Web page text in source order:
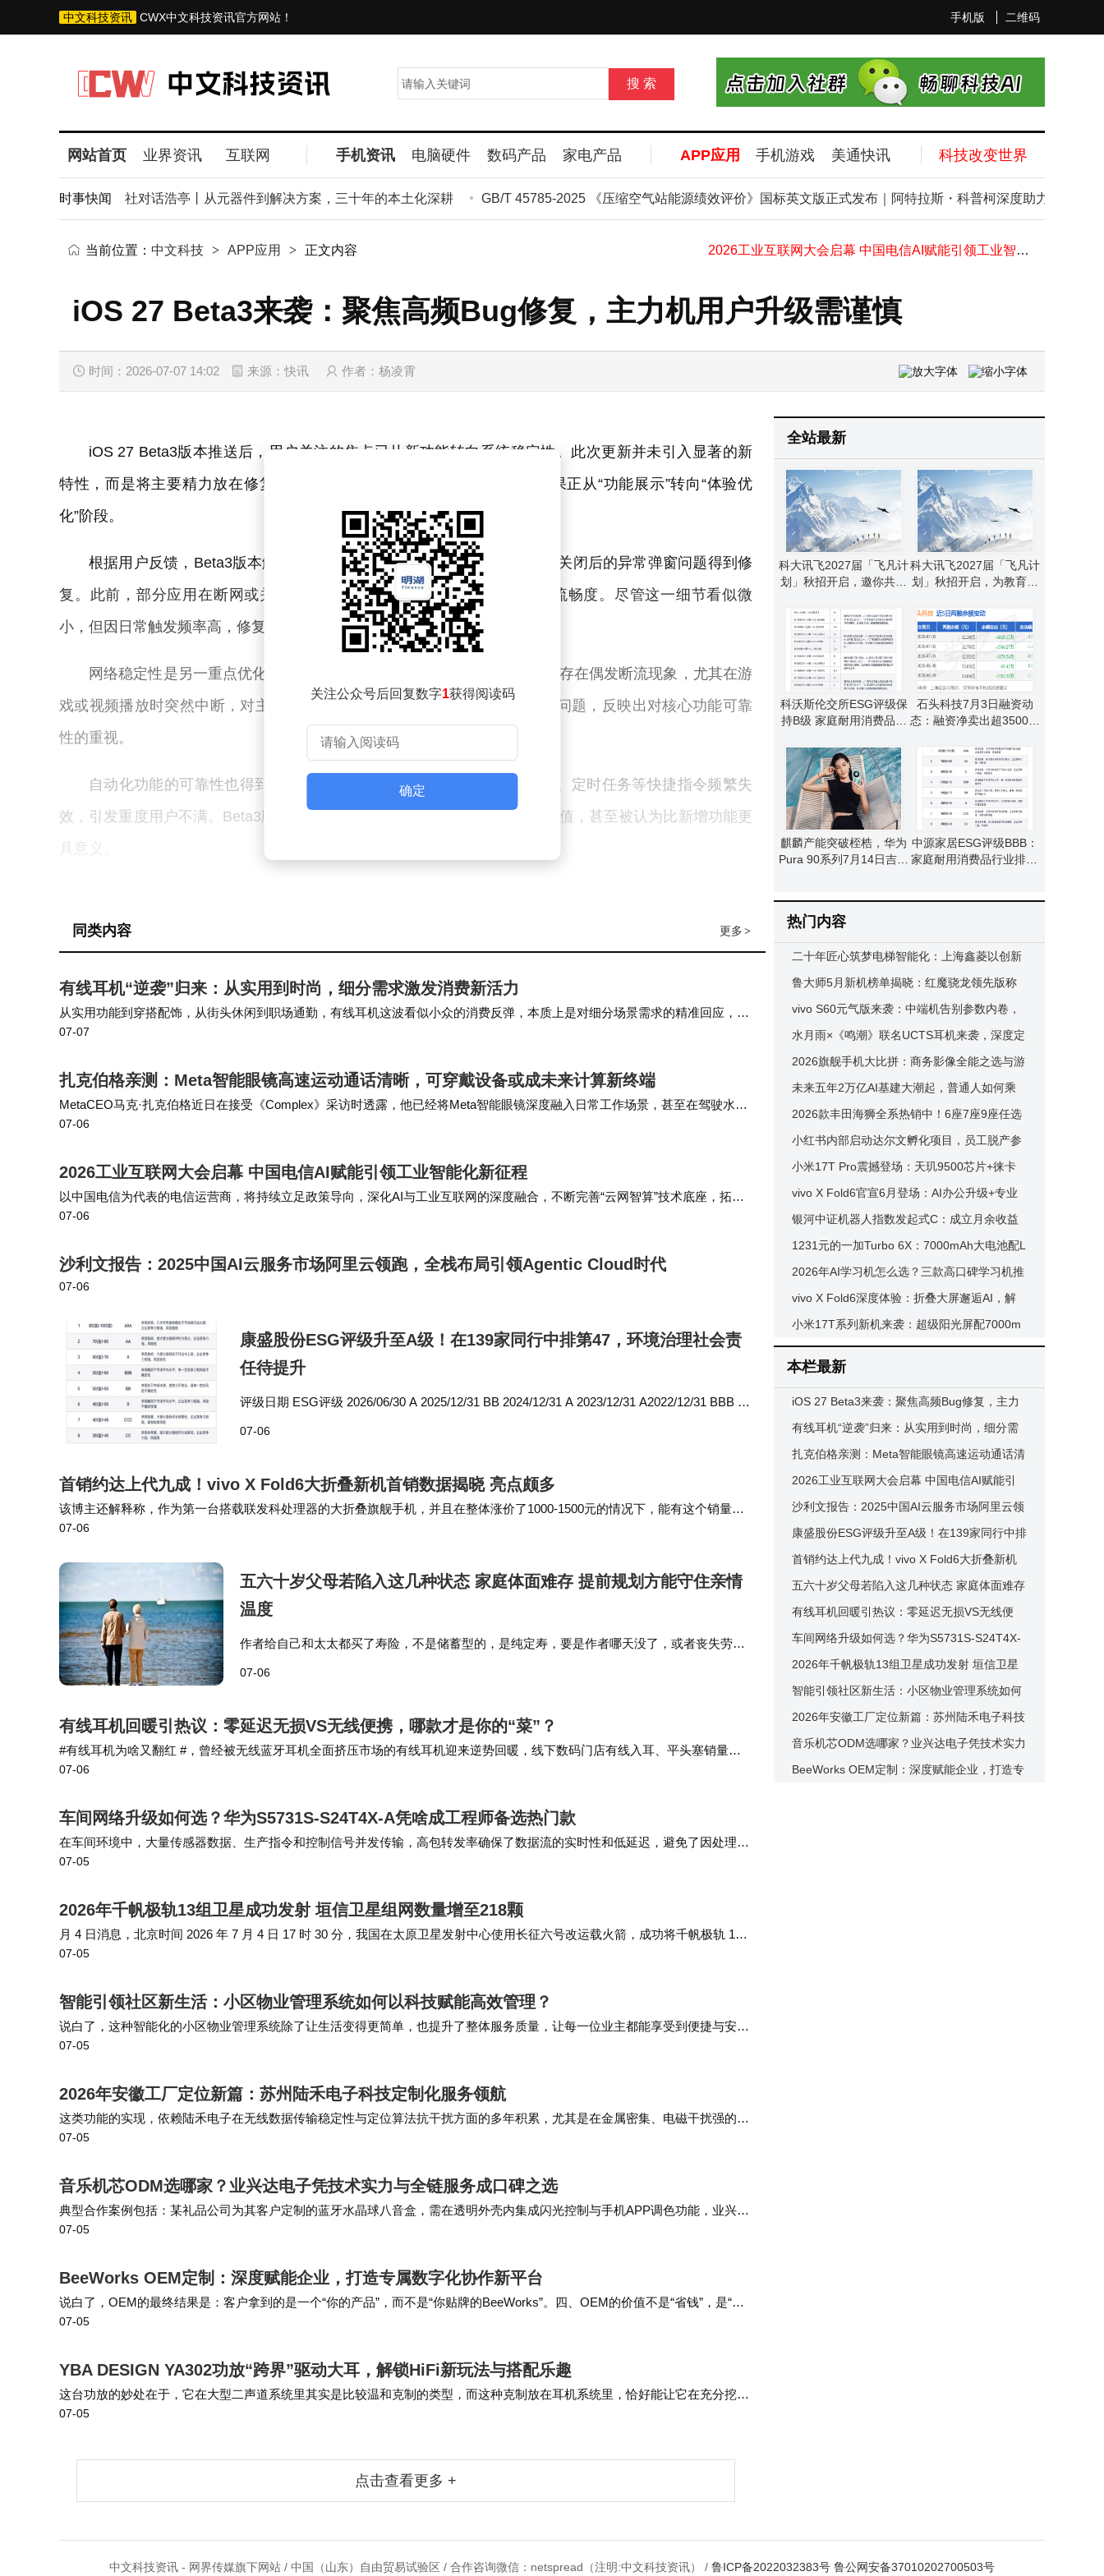
手机版 二维码
中文科技资讯 CWX中文科技资讯官方网站！
网站首页 业界资讯 互联网 手机资讯 电脑硬件 数码产品 家电产品 APP应用 手机游戏 美通快讯 科技改变世界
时事快闻
中新社对话浩亭丨从元器件到解决方案，三十年的本土化深耕 GB/T 45785-2025 《压缩空气站能源绩效评价》国标英文版正式发布｜阿特拉斯・科普柯深度助力国内空压标
有线耳机“逆袭”归来：从实用到时尚，细分需求激发消费新活力
沙利文报告：2025中国AI云服务市场阿里云领跑，全栈布局引领Agentic Cloud时代
车间网络升级如何选？华为S5731S-S24T4X-A凭啥成工程师备选热门款
2026年千帆极轨13组卫星成功发射 垣信卫星组网数量增至218颗
有线耳机“逆袭”归来：从实用到时尚，细分需求激发消费新活力
当前位置： 中文科技 > APP应用 > 正文内容
iOS 27 Beta3来袭：聚焦高频Bug修复，主力机用户升级需谨慎
时间：2026-07-07 14:02 来源：快讯 作者：杨凌霄
iOS 27 Beta3版本推送后，用户关注的焦点已从新功能转向系统稳定性。此次更新并未引入显著的新
特性，而是将主要精力放在修复前两个测试版中存在的关键问题，表明苹果正从“功能展示”转向“体验优
化”阶段。
根据用户反馈，Beta3版本解决了多个高频出现的Bug。其中，蜂窝网络关闭后的异常弹窗问题得到修
复。此前，部分应用在断网或关闭蜂窝数据时会弹出突兀提示，影响使用流畅度。尽管这一细节看似微
小，但因日常触发频率高，修复后显著减少了用户干扰。
网络稳定性是另一重点优化领域。Beta2版本中，部分用户反映WiFi连接存在偶发断流现象，尤其在游
戏或视频播放时突然中断，对主力机用户影响较大。苹果此次优先处理此类问题，反映出对核心功能可靠
性的重视。
自动化功能的可靠性也得到提升。此前，省电模式自动开启、短信过滤、定时任务等快捷指令频繁失
效，引发重度用户不满。Beta3版本通过修复这些漏洞，增强了系统的实用价值，甚至被认为比新增功能更
具意义。
错位等现象，尽管非普遍存在，但一旦发生便严重影响体验。考虑到国内用户对第三方输入法的依赖，苹
短信闪退、CarPlay连接异常、部分第三方应用崩溃等问题也得到解决。这表明苹果不仅关注系统本
身，还着力改善新版本与常用应用、车载系统及输入法的兼容性。
尽管底层视觉AI架构和相册基础功能有所优化，但用户期待的Siri AI及Apple智能中文支持仍未完全开
放。国行用户需继续等待后续版本更新，这一延迟也成为评论区争议焦点。
从开发节奏看，Beta3版本具有标志性意义。通常，Beta1用于展示方向，Beta2完善框架，而Beta3若
仍大规模添加功能，则可能暗示系统不够成熟。此次苹果选择集中修复漏洞，或为后续公测版和正式版铺
不过，普通用户仍需谨慎升级。测试版可能存在续航波动、小众应用兼容性差、设备发热等问题。建
此次更新释放的信号明确：苹果正将重心转向用户体验。新功能决定系统吸引力，但稳定性才是长期
使用的关键。对多数用户而言，修复现有漏洞比增加炫技功能更具价值。
关注公众号后回复数字1获得阅读码
确定
更多 >
同类内容
有线耳机“逆袭”归来：从实用到时尚，细分需求激发消费新活力
从实用功能到穿搭配饰，从街头休闲到职场通勤，有线耳机这波看似小众的消费反弹，本质上是对细分场景需求的精准回应，既
折射出现在的消费新逻辑，也成为我国经济在高质量发展阶段，从细分场景中挖掘消费增量、激发市场活力…
07-07
扎克伯格亲测：Meta智能眼镜高速运动通话清晰，可穿戴设备或成未来计算新终端
MetaCEO马克·扎克伯格近日在接受《Complex》采访时透露，他已经将Meta智能眼镜深度融入日常工作场景，甚至在驾驶水上
摩托时佩戴设备接听商务电话，对方完全无法察觉他所处的真实环境。 作为Meta…
07-06
2026工业互联网大会启幕 中国电信AI赋能引领工业智能化新征程
以中国电信为代表的电信运营商，将持续立足政策导向，深化AI与工业互联网的深度融合，不断完善“云网智算”技术底座，拓展
更多高价值应用场景，深化生态协同，以“国家队”的担当，为工业互联网创新落地见效提供有力支撑，…
07-06
沙利文报告：2025中国AI云服务市场阿里云领跑，全栈布局引领Agentic Cloud时代
07-06
康盛股份ESG评级升至A级！在139家同行中排第47，环境治理社会责
任待提升
评级日期 ESG评级 2026/06/30 A 2025/12/31 BB 2024/12/31 A 2023/12/31 A2022/12/31 BBB 同
07-06
首销约达上代九成！vivo X Fold6大折叠新机首销数据揭晓 亮点颇多
该博主还解释称，作为第一台搭载联发科处理器的大折叠旗舰手机，并且在整体涨价了1000-1500元的情况下，能有这个销量还
算可以，后面也可以看看持续表现。会议场景中，vivo X Fold6搭载的AI会议助手…
07-06
五六十岁父母若陷入这几种状态 家庭体面难存 提前规划方能守住亲情
温度
作者给自己和太太都买了寿险，不是储蓄型的，是纯定寿，要是作者哪天没了，或者丧失劳动
07-06
有线耳机回暖引热议：零延迟无损VS无线便携，哪款才是你的“菜”？
#有线耳机为啥又翻红 #，曾经被无线蓝牙耳机全面挤压市场的有线耳机迎来逆势回暖，线下数码门店有线入耳、平头塞销量持
续上涨，不少数码爱好者、手游玩家、音乐发烧友重新回归有线设备；无线耳机看似便捷，却存在游戏高延…
07-06
车间网络升级如何选？华为S5731S-S24T4X-A凭啥成工程师备选热门款
在车间环境中，大量传感器数据、生产指令和控制信号并发传输，高包转发率确保了数据流的实时性和低延迟，避免了因处理瓶
颈导致的指令滞后或数据丢失，这是保障生产流程顺畅的关键。务必评估未来3-5年可能新增的高带宽业务…
07-05
2026年千帆极轨13组卫星成功发射 垣信卫星组网数量增至218颗
月 4 日消息，北京时间 2026 年 7 月 4 日 17 时 30 分，我国在太原卫星发射中心使用长征六号改运载火箭，成功将千帆极轨 13
组卫星发射升空，卫星顺利进入预定轨道，发射任务取得圆满成功。 据…
07-05
智能引领社区新生活：小区物业管理系统如何以科技赋能高效管理？
说白了，这种智能化的小区物业管理系统除了让生活变得更简单，也提升了整体服务质量，让每一位业主都能享受到便捷与安
心。A1: 小区物业管理系统依靠在线收费功能，让业主随时随地完成费用支付，避免了排队的麻烦，进而改…
07-05
2026年安徽工厂定位新篇：苏州陆禾电子科技定制化服务领航
这类功能的实现，依赖陆禾电子在无线数据传输稳定性与定位算法抗干扰方面的多年积累，尤其是在金属密集、电磁干扰强的工
业环境中，公司通过天线布局优化与多频段冗余设计，保障了定位精度不因环境变化而大幅衰减。未来，伴随…
07-05
音乐机芯ODM选哪家？业兴达电子凭技术实力与全链服务成口碑之选
典型合作案例包括：某礼品公司为其客户定制的蓝牙水晶球八音盒，需在透明外壳内集成闪光控制与手机APP调色功能，业兴达
团队在15天内完成了从PCB改版到模具微调的全流程，首批3000件交付良品率99.2%；另一…
07-05
BeeWorks OEM定制：深度赋能企业，打造专属数字化协作新平台
说白了，OEM的最终结果是：客户拿到的是一个“你的产品”，而不是“你贴牌的BeeWorks”。四、OEM的价值不是“省钱”，是“掌
控”你可能会想：“我直接买BeeWorks不就行了吗？ 你是做行业解决方案…
07-05
YBA DESIGN YA302功放“跨界”驱动大耳，解锁HiFi新玩法与搭配乐趣
这台功放的妙处在于，它在大型二声道系统里其实是比较温和克制的类型，而这种克制放在耳机系统里，恰好能让它在充分挖掘
出耳机潜力的同时，又不会让声音过冲发刺，呈现出的是一种比YP302更醇厚饱满，下盘更加稳健有力的…
07-05
点击查看更多 +
全站最新
科大讯飞2027届「飞凡计
划」秋招开启，邀你共赴
科大讯飞2027届「飞凡计
划」秋招开启，为教育领
科沃斯伦交所ESG评级保
持B级 家庭耐用消费品行
眼
石头科技7月3日融资动
态：融资净卖出超3500万
融券余额达12.38亿
麒麟产能突破桎梏，华为
Pura 90系列7月14日吉隆
中源家居ESG评级BBB：
家庭耐用消费品行业排96
热门内容
二十年匠心筑梦电梯智能化：上海鑫菱以创新
产品守护智慧安全乘梯路
鲁大师5月新机榜单揭晓：红魔骁龙领先版称
霸性能，流畅AI格局初定
vivo S60元气版来袭：中端机告别参数内卷，
开启懂生活新体验
水月雨×《鸣潮》联名UCTS耳机来袭，深度定
制外观，音质续航双在线
2026旗舰手机大比拼：商务影像全能之选与游
戏性能巅峰对决
未来五年2万亿AI基建大潮起，普通人如何乘
势而上掘金新机遇？
2026款丰田海狮全系热销中！6座7座9座任选
价格透明改装个性
小红书内部启动达尔文孵化项目，员工脱产参
与或可直任产品负责人
小米17T Pro震撼登场：天玑9500芯片+徕卡
三摄，旗舰配置现已开售
vivo X Fold6官宣6月登场：AI办公升级+专业
影像，折叠屏体验再进化
银河中证机器人指数发起式C：成立月余收益
亮眼，回调之下投资潜力几何？
1231元的一加Turbo 6X：7000mAh大电池配L
CD护眼屏，实用派千元新选择
2026年AI学习机怎么选？三款高口碑学习机推
荐，让孩子学习更高效有趣！
vivo X Fold6深度体验：折叠大屏邂逅AI，解
锁高效办公新境界
小米17T系列新机来袭：超级阳光屏配7000m
Ah大电池，现已开售！
本栏最新
iOS 27 Beta3来袭：聚焦高频Bug修复，主力
机用户升级需谨慎
有线耳机“逆袭”归来：从实用到时尚，细分需
求激发消费新活力
扎克伯格亲测：Meta智能眼镜高速运动通话清
晰，可穿戴设备或成未来计算新终端
2026工业互联网大会启幕 中国电信AI赋能引
领工业智能化新征程
沙利文报告：2025中国AI云服务市场阿里云领
跑，全栈布局引领Agentic Cloud时代
康盛股份ESG评级升至A级！在139家同行中排
第47，环境治理社会责任待提升
首销约达上代九成！vivo X Fold6大折叠新机
首销数据揭晓 亮点颇多
五六十岁父母若陷入这几种状态 家庭体面难存
提前规划方能守住亲情温度
有线耳机回暖引热议：零延迟无损VS无线便
携，哪款才是你的“菜”？
车间网络升级如何选？华为S5731S-S24T4X-
A凭啥成工程师备选热门款
2026年千帆极轨13组卫星成功发射 垣信卫星
组网数量增至218颗
智能引领社区新生活：小区物业管理系统如何
以科技赋能高效管理？
2026年安徽工厂定位新篇：苏州陆禾电子科技
定制化服务领航
音乐机芯ODM选哪家？业兴达电子凭技术实力
与全链服务成口碑之选
BeeWorks OEM定制：深度赋能企业，打造专
中文科技资讯 - 网界传媒旗下网站 / 中国（山东）自由贸易试验区 / 合作咨询微信：netspread（注明:中文科技资讯） / 鲁ICP备2022032383号 鲁公网安备37010202700503号